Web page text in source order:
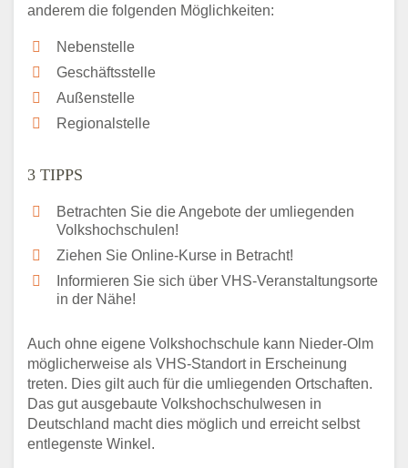
anderem die folgenden Möglichkeiten:
Nebenstelle
Geschäftsstelle
Außenstelle
Regionalstelle
3 TIPPS
Betrachten Sie die Angebote der umliegenden
Volkshochschulen!
Ziehen Sie Online-Kurse in Betracht!
Informieren Sie sich über VHS-Veranstaltungsorte
in der Nähe!
Auch ohne eigene Volkshochschule kann Nieder-Olm
möglicherweise als VHS-Standort in Erscheinung
treten. Dies gilt auch für die umliegenden Ortschaften.
Das gut ausgebaute Volkshochschulwesen in
Deutschland macht dies möglich und erreicht selbst
entlegenste Winkel.